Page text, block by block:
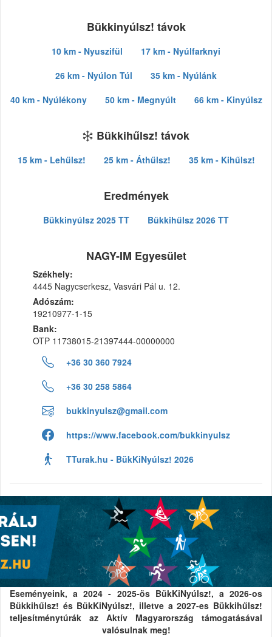
Bükkinyúlsz! távok
10 km - Nyuszifül
17 km - Nyúlfarknyi
26 km - Nyúlon Túl
35 km - Nyúlánk
40 km - Nyúlékony
50 km - Megnyúlt 66 km - Kinyúlsz
Bükkihűlsz! távok
15 km - Lehűlsz! 25 km - Áthűlsz! 35 km - Kihűlsz!
Eredmények
Bükkinyúlsz 2025 TT Bükkihűlsz 2026 TT
NAGY-IM Egyesület
Székhely:
4445 Nagycserkesz, Vasvári Pál u. 12.
Adószám:
19210977-1-15
Bank:
OTP 11738015-21397444-00000000
+36 30 360 7924
+36 30 258 5864
bukkinyulsz@gmail.com
https://www.facebook.com/bukkinyulsz
TTurak.hu - BükKiNyúlsz! 2026
Eseményeink, a 2024 - 2025-ös BükKiNyúlsz!, a 2026-os
Bükkihűlsz! és BükKiNyúlsz!, illetve a 2027-es Bükkihűlsz!
teljesítménytúrák az Aktív Magyarország támogatásával
valósulnak meg!